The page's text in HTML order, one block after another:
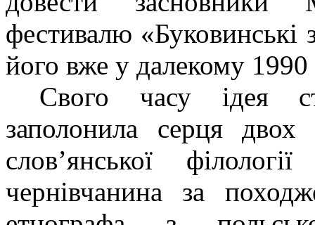
фестивалю «Буковинські
його вже у далекому 1990
Свого часу ідея
заполонила серця
слов’янської
чернівчанина за